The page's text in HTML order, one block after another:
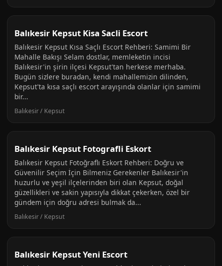
Balıkesir Kepsut Kisa Sacli Escort
Balıkesir Kepsut Kısa Saçlı Escort Rehberi: Samimi Bir
Mahalle Bakışı Selam dostlar, memleketin incisi
Balıkesir'in şirin ilçesi Kepsut'tan herkese merhaba.
Bugün sizlere buradan, kendi mahallemizin dilinden,
Kepsut'ta kısa saçlı escort arayışında olanlar için samimi
bir...
Balıkesir / Kepsut
Balıkesir Kepsut Fotografli Eskort
Balıkesir Kepsut Fotoğraflı Eskort Rehberi: Doğru ve
Güvenilir Seçim İçin Bilmeniz Gerekenler Balıkesir'in
huzurlu ve yeşil ilçelerinden biri olan Kepsut, doğal
güzellikleri ve sakin yapısıyla dikkat çekerken, özel bir
gündem için doğru adresi bulmak da...
Balıkesir / Kepsut
Balıkesir Kepsut Yeni Escort